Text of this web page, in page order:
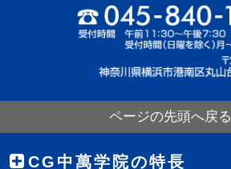
ページの先頭へ戻る
CG中萬学院の特長